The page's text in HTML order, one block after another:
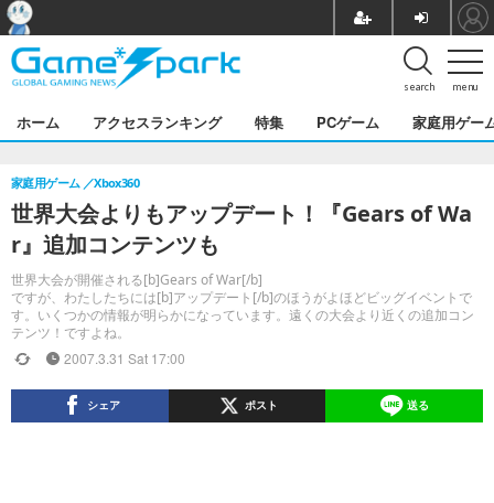
menu
search
ホーム アクセスランキング 特集 PCゲーム 家庭用ゲー
世界大会よりもアップデート！『Gears of Wa
r』追加コンテンツも
世界大会が開催される[b]Gears of War[/b]
ですが、わたしたちには[b]アップデート[/b]のほうがよほどビッグイベントで
す。いくつかの情報が明らかになっています。遠くの大会より近くの追加コン
テンツ！ですよね。
家庭用ゲーム Xbox360
2007.3.31 Sat 17:00
シェア ポスト 送る